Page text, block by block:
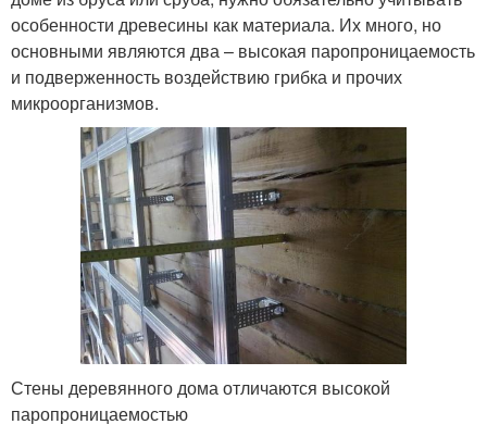
особенности древесины как материала. Их много, но
основными являются два – высокая паропроницаемость
и подверженность воздействию грибка и прочих
микроорганизмов.
Стены деревянного дома отличаются высокой
паропроницаемостью